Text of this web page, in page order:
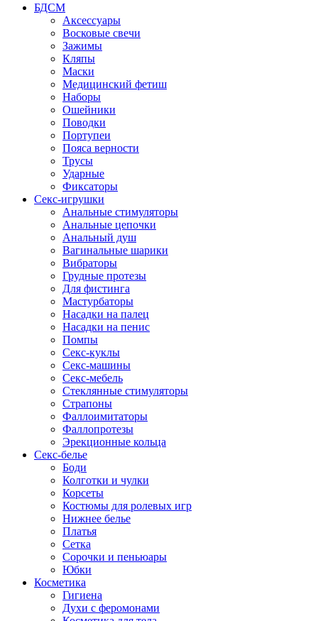
БДСМ
Аксессуары
Восковые свечи
Зажимы
Кляпы
Маски
Медицинский фетиш
Наборы
Ошейники
Поводки
Портупеи
Пояса верности
Трусы
Ударные
Фиксаторы
Секс-игрушки
Анальные стимуляторы
Анальные цепочки
Анальный душ
Вагинальные шарики
Вибраторы
Грудные протезы
Для фистинга
Мастурбаторы
Насадки на палец
Насадки на пенис
Помпы
Секс-куклы
Секс-машины
Секс-мебель
Стеклянные стимуляторы
Страпоны
Фаллоимитаторы
Фаллопротезы
Эрекционные кольца
Секс-белье
Боди
Колготки и чулки
Корсеты
Костюмы для ролевых игр
Нижнее белье
Платья
Сетка
Сорочки и пеньюары
Юбки
Косметика
Гигиена
Духи с феромонами